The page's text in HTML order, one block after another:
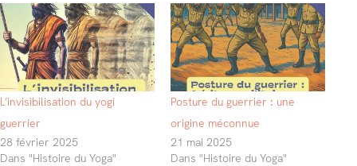
L’invisibilisation du yogi
guerrier
28 février 2025
Dans "Histoire du Yoga"
Posture du guerrier : une
origine méconnue
21 mai 2025
Dans "Histoire du Yoga"